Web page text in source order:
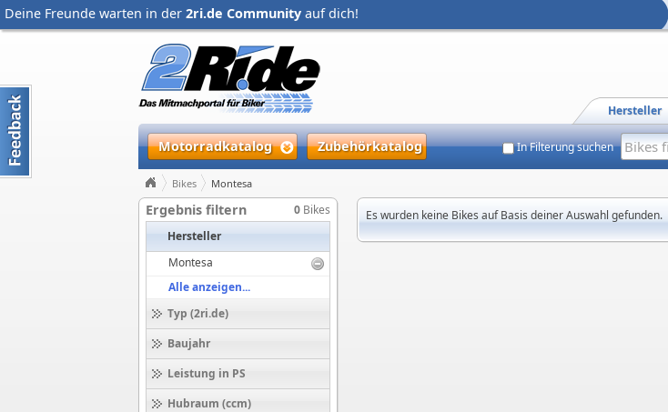
Deine Freunde warten in der 2ri.de Community auf dich!
Hersteller
Motorradkatalog Zubehörkatalog In Filterung suchen
Bikes Montesa
Ergebnis filtern 0 Bikes
Hersteller
Montesa
Alle anzeigen...
Typ (2ri.de)
Baujahr
Leistung in PS
Hubraum (ccm)
Es wurden keine Bikes auf Basis deiner Auswahl gefunden.